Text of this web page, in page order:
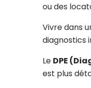
ou des
Vivre dans
diagnostics
Le DPE
est plus